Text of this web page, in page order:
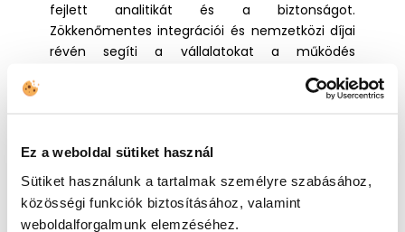
Ez a weboldal sütiket használ
Sütiket használunk a tartalmak személyre szabásához,
közösségi funkciók biztosításához, valamint
weboldalforgalmunk elemzéséhez.
fejlett analitikát és a biztonságot.
Zökkenőmentes integrációi és nemzetközi díjai
révén segíti a vállalatokat a működés
optimalizálásában, az ügyfelek bevonásában és